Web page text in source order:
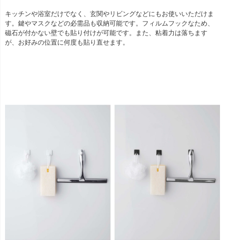
キッチンや浴室だけでなく、玄関やリビングなどにもお使いいただけま
す。鍵やマスクなどの必需品も収納可能です。フィルムフックなため、
磁石が付かない壁でも貼り付けが可能です。また、粘着力は落ちます
が、お好みの位置に何度も貼り直せます。